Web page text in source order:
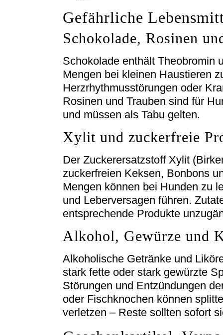
Gefährliche
Schokolade, Rosinen
Schokolade enthält Theobromin
Mengen bei kleinen Haustieren
Herzrhythmusstörungen oder
Rosinen und Trauben sind für
und müssen als Tabu gelten.
Xylit und zuckerfreie
Der Zuckerersatzstoff Xylit
zuckerfreien Keksen, Bonbons
Mengen können bei Hunden zu
und Leberversagen führen.
entsprechende Produkte
Alkohol, Gewürze und
Alkoholische Getränke und
stark fette oder stark gewürzte
Störungen und Entzündungen
oder Fischknochen können
verletzen – Reste sollten sofort